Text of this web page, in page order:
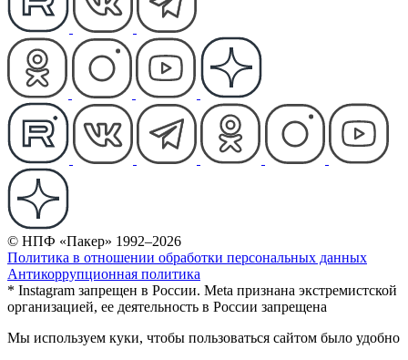
© НПФ «Пакер» 1992–2026
Политика в отношении обработки персональных данных
Антикоррупционная политика
* Instagram запрещен в России. Meta признана экстремистской
организацией, ее деятельность в России запрещена
Мы используем куки, чтобы пользоваться сайтом было удобно